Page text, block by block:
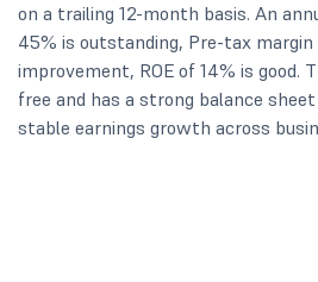
on a trailing 12-month basis. An
45% is outstanding, Pre-tax margin
improvement, ROE of 14% is good.
free and has a strong balance
stable earnings growth across